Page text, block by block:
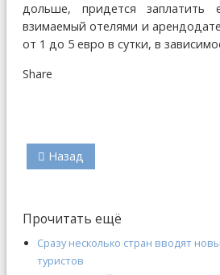
дольше, придется
взимаемый отелями и
от 1 до 5 евро в сутки, в
Share
Назад
Прочитать ещё
Сразу несколько стран вводят
туристов